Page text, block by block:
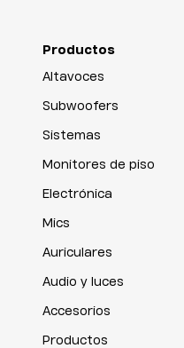
Productos
Altavoces
Subwoofers
Sistemas
Monitores de piso
Electrónica
Mics
Auriculares
Audio y luces
Accesorios
Productos